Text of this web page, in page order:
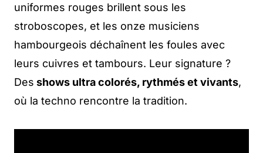
uniformes rouges brillent sous les
stroboscopes, et les onze musiciens
hambourgeois déchaînent les foules avec
leurs cuivres et tambours. Leur signature ?
Des shows ultra colorés, rythmés et vivants,
où la techno rencontre la tradition.